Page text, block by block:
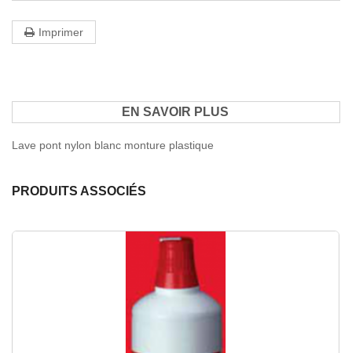
Imprimer
EN SAVOIR PLUS
Lave pont nylon blanc monture plastique
PRODUITS ASSOCIÉS